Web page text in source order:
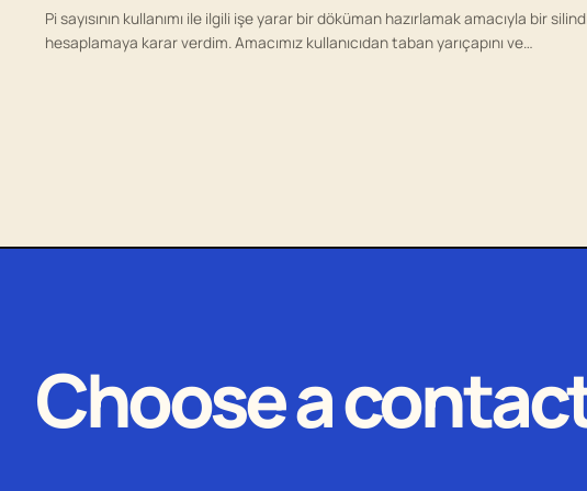
Pi sayısının kullanımı ile ilgili işe yarar bir döküman hazırlamak amacıyla bir
hesaplamaya karar verdim. Amacımız kullanıcıdan taban yarıçapını ve…
Choose a